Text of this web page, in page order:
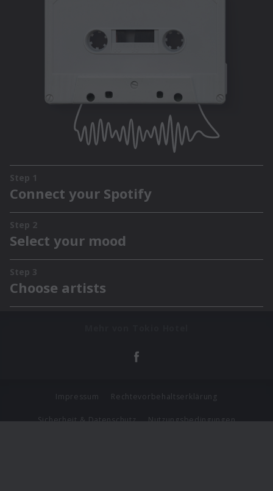
Impressum Rechtevorbehaltserklärung
Sicherheit & Datenschutz Nutzungsbedingungen